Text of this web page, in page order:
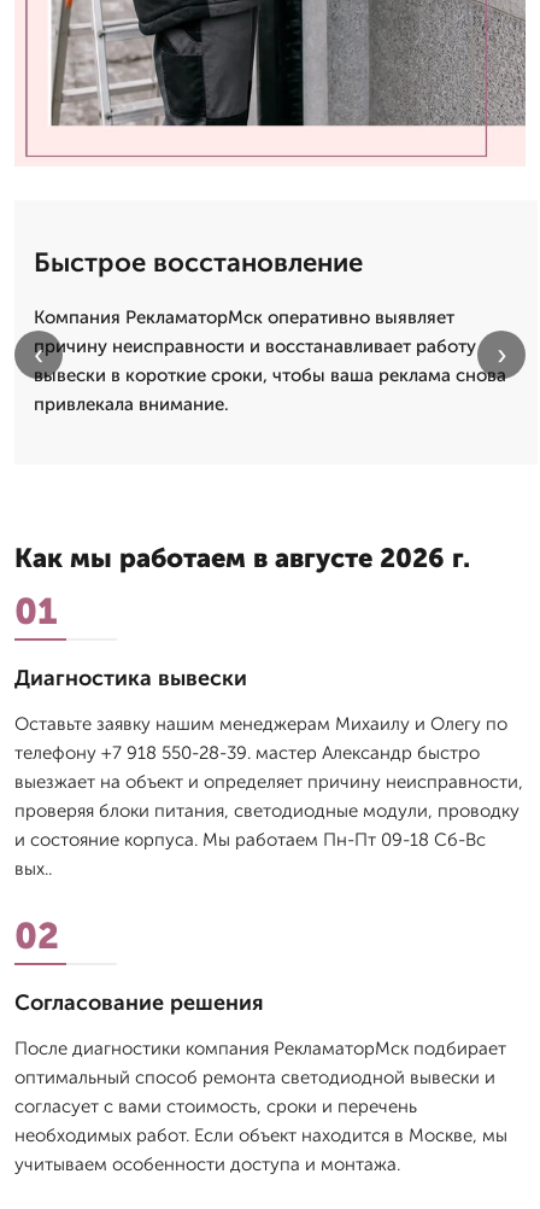
Быстрое восстановление
Компания РекламаторМск оперативно выявляет
причину неисправности и восстанавливает работу
вывески в короткие сроки, чтобы ваша реклама снова
привлекала внимание.
‹ ›
Как мы работаем в августе 2026 г.
01
Диагностика вывески
Оставьте заявку нашим менеджерам Михаилу и Олегу по
телефону +7 918 550-28-39. мастер Александр быстро
выезжает на объект и определяет причину неисправности,
проверяя блоки питания, светодиодные модули, проводку
и состояние корпуса. Мы работаем Пн-Пт 09-18 Сб-Вс
вых..
02
Согласование решения
После диагностики компания РекламаторМск подбирает
оптимальный способ ремонта светодиодной вывески и
согласует с вами стоимость, сроки и перечень
необходимых работ. Если объект находится в Москве, мы
учитываем особенности доступа и монтажа.